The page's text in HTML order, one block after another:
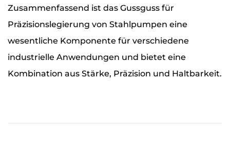
Zusammenfassend ist das Gussguss für
Präzisionslegierung von Stahlpumpen eine
wesentliche Komponente für verschiedene
industrielle Anwendungen und bietet eine
Kombination aus Stärke, Präzision und Haltbarkeit.